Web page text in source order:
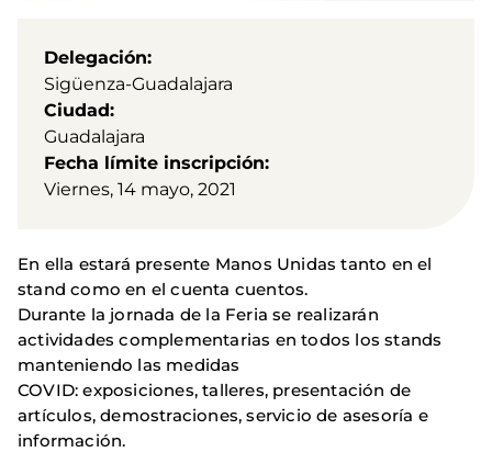
Delegación
Sigüenza-Guadalajara
Ciudad
Guadalajara
Fecha límite inscripción
Viernes, 14 mayo, 2021
En ella estará presente Manos Unidas tanto en el
stand como en el cuenta cuentos.
Durante la jornada de la Feria se realizarán
actividades complementarias en todos los stands
manteniendo las medidas
COVID: exposiciones, talleres, presentación de
artículos, demostraciones, servicio de asesoría e
información.